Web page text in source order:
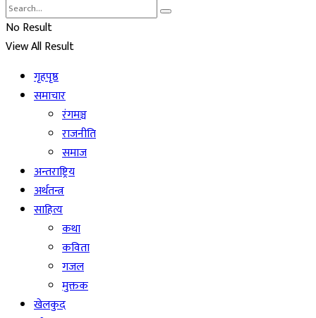
No Result
View All Result
गृहपृष्ठ
समाचार
रंगमञ्च
राजनीति
समाज
अन्तराष्ट्रिय
अर्थतन्त्र
साहित्य
कथा
कविता
गजल
मुक्तक
खेलकुद